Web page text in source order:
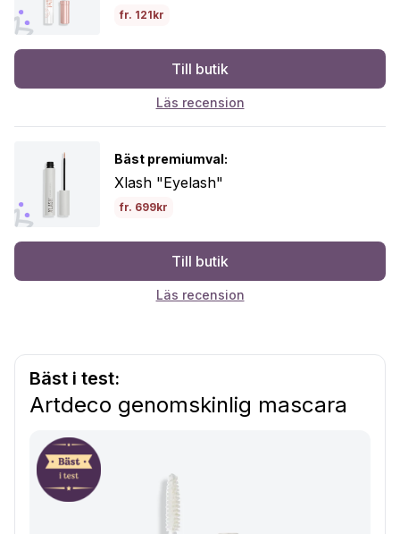
fr. 121kr
Till butik
Läs recension
Bäst premiumval:
Xlash "Eyelash"
fr. 699kr
Till butik
Läs recension
Bäst i test:
Artdeco genomskinlig mascara